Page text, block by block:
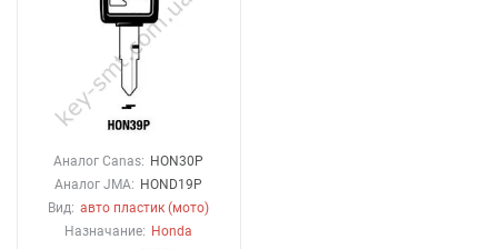
Аналог Canas: HON30P
Аналог JMA: HOND19P
Вид: авто пластик (мото)
Назначание: Honda